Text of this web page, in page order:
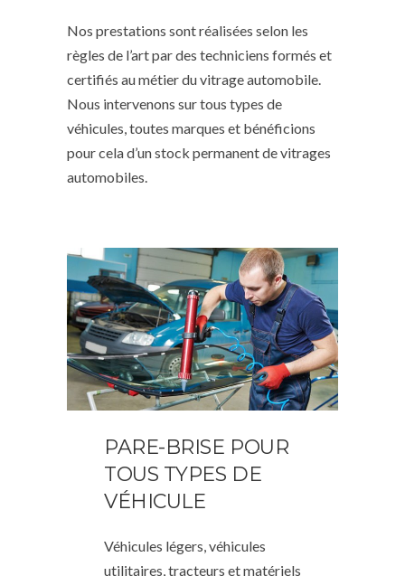
Nos prestations sont réalisées selon les
règles de l’art par des techniciens formés et
certifiés au métier du vitrage automobile.
Nous intervenons sur tous types de
véhicules, toutes marques et bénéficions
pour cela d’un stock permanent de vitrages
automobiles.
PARE-BRISE POUR
TOUS TYPES DE
VÉHICULE
Véhicules légers, véhicules
utilitaires, tracteurs et matériels